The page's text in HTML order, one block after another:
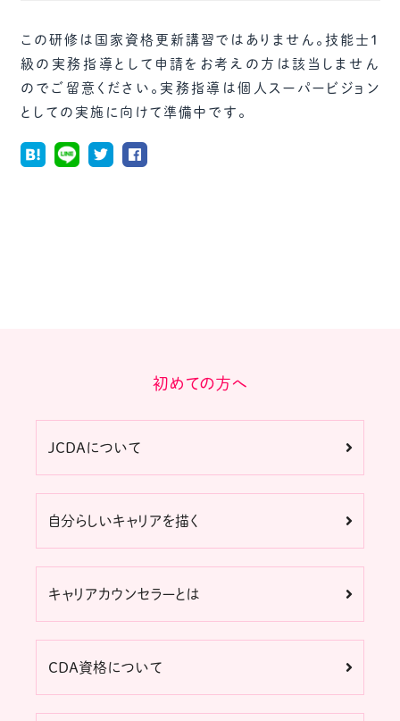
この研修は国家資格更新講習ではありません。技能士1
級の実務指導として申請をお考えの方は該当しません
のでご留意ください。実務指導は個人スーパービジョン
としての実施に向けて準備中です。
初めての方へ
JCDAについて
自分らしいキャリアを描く
キャリアカウンセラーとは
CDA資格について